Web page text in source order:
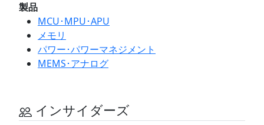
製品
MCU･MPU･APU
メモリ
パワー･パワーマネジメント
MEMS･アナログ
インサイダーズ